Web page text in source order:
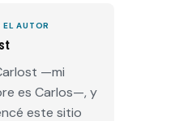
EL AUTOR
—mi
es Carlos—, y
este sitio